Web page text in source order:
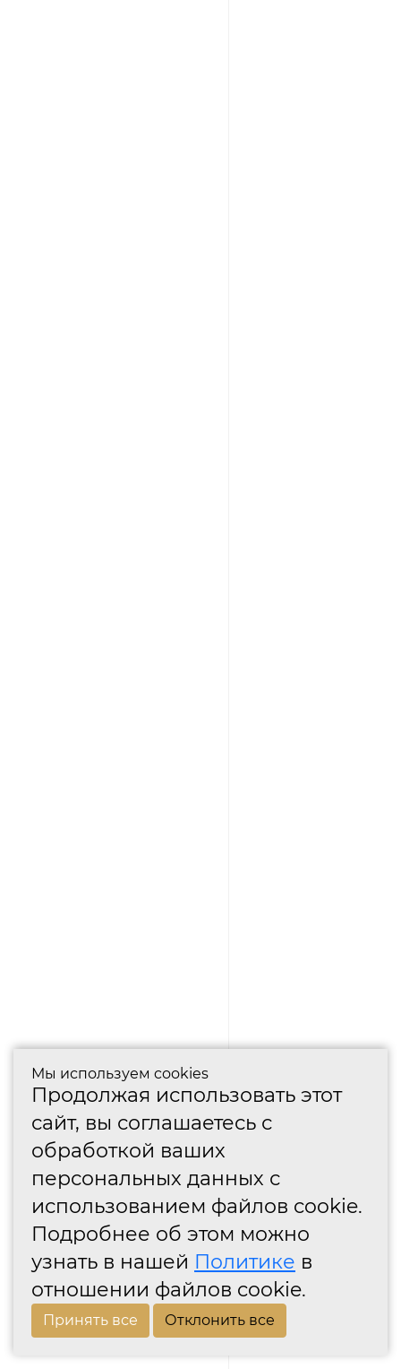
Мы используем cookies
Продолжая использовать этот
сайт, вы соглашаетесь с
обработкой ваших
персональных данных с
использованием файлов cookie.
Подробнее об этом можно
узнать в нашей Политике в
отношении файлов cookie.
Принять все Отклонить все